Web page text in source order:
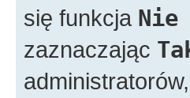
się funkcja Nie
zaznaczając